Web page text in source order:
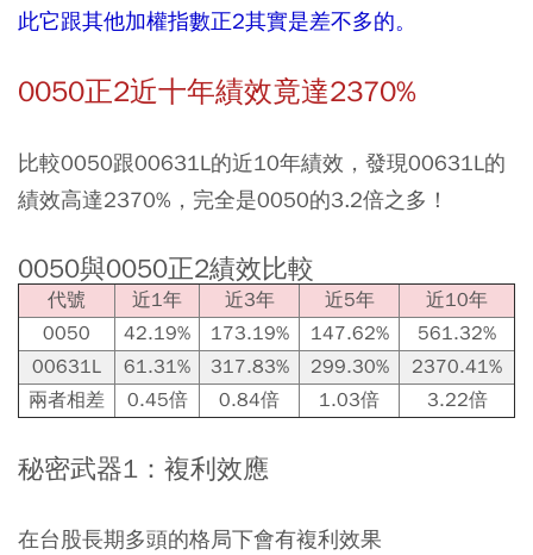
此它跟其他加權指數正2其實是差不多的。
0050正2近十年績效竟達2370%
比較0050跟00631L的近10年績效，發現00631L的
績效高達2370%，完全是0050的3.2倍之多！
0050與0050正2績效比較
代號 近1年 近3年 近5年
近10年
0050
42.19% 173.19% 147.62%
561.32%
00631L
61.31% 317.83% 299.30%
2370.41%
兩者相差
0.45倍 0.84倍 1.03倍 3.22倍
秘密武器1：複利效應
在台股長期多頭的格局下會有複利效果